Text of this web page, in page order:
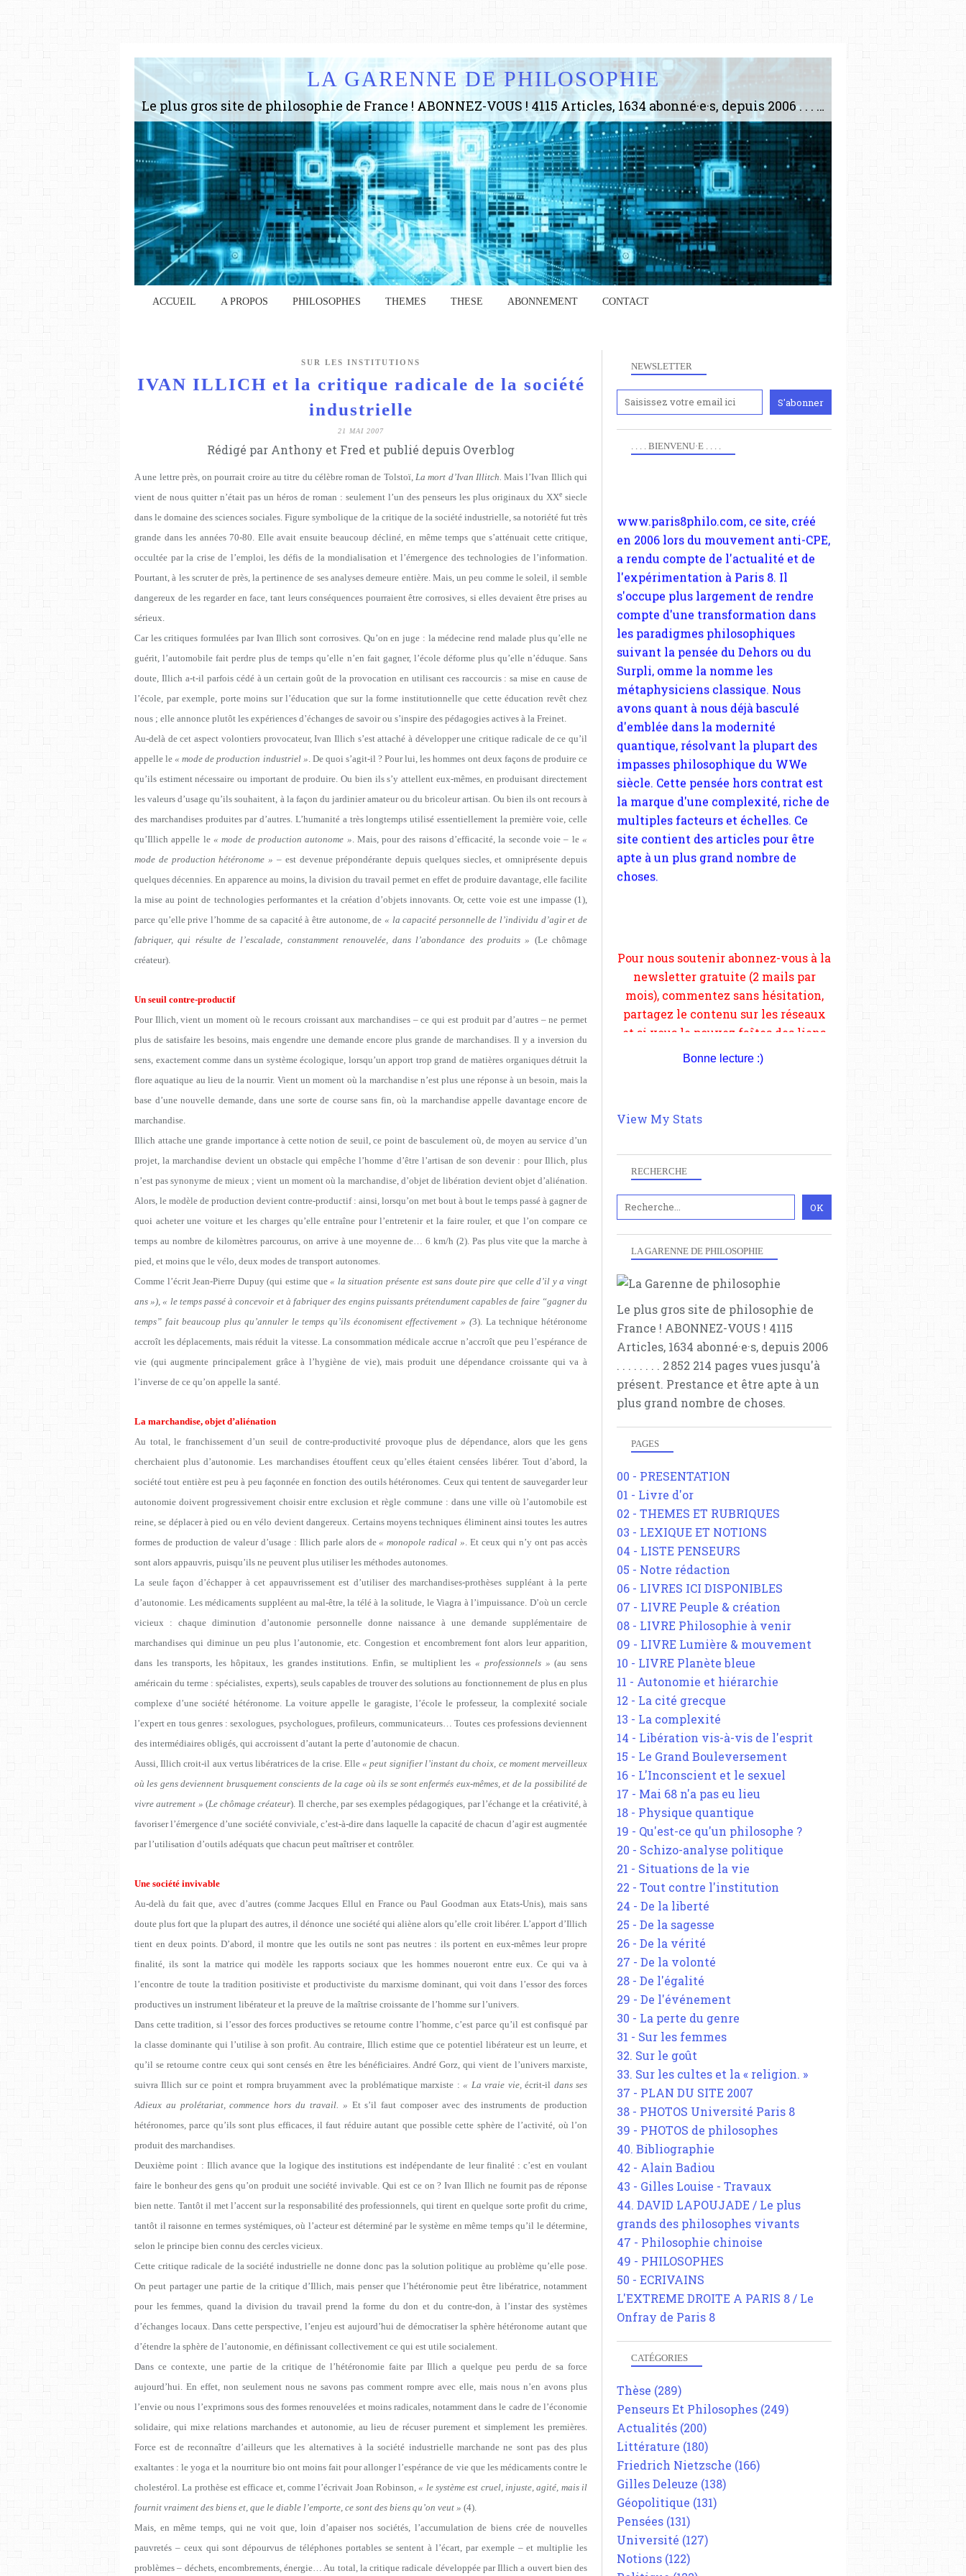
LA GARENNE DE PHILOSOPHIE
Le plus gros site de philosophie de France ! ABONNEZ-VOUS ! 4115 Articles, 1634 abonné·e·s, depuis 2006 . . . . . . . . 2 852 214 pages vues jusqu'à présent. Prestance et être apte à un plus grand nombre de choses.
ACCUEIL A PROPOS PHILOSOPHES THEMES THESE ABONNEMENT CONTACT
SUR LES INSTITUTIONS
IVAN ILLICH et la critique radicale de la société
industrielle
21 MAI 2007
Rédigé par Anthony et Fred et publié depuis Overblog
A une lettre près, on pourrait croire au titre du célèbre roman de Tolstoï, La mort d’Ivan Illitch. Mais l’Ivan Illich qui
vient de nous quitter n’était pas un héros de roman : seulement l’un des penseurs les plus originaux du XXe siecle
dans le domaine des sciences sociales. Figure symbolique de la critique de la société industrielle, sa notoriété fut très
grande dans les années 70-80. Elle avait ensuite beaucoup décliné, en même temps que s’atténuait cette critique,
occultée par la crise de l’emploi, les défis de la mondialisation et l’émergence des technologies de l’information.
Pourtant, à les scruter de près, la pertinence de ses analyses demeure entière. Mais, un peu comme le soleil, il semble
dangereux de les regarder en face, tant leurs conséquences pourraient être corrosives, si elles devaient être prises au
sérieux.
Car les critiques formulées par Ivan Illich sont corrosives. Qu’on en juge : la médecine rend malade plus qu’elle ne
guérit, l’automobile fait perdre plus de temps qu’elle n’en fait gagner, l’école déforme plus qu’elle n’éduque. Sans
doute, Illich a-t-il parfois cédé à un certain goût de la provocation en utilisant ces raccourcis : sa mise en cause de
l’école, par exemple, porte moins sur l’éducation que sur la forme institutionnelle que cette éducation revêt chez
nous ; elle annonce plutôt les expériences d’échanges de savoir ou s’inspire des pédagogies actives à la Freinet.
Au-delà de cet aspect volontiers provocateur, Ivan Illich s’est attaché à développer une critique radicale de ce qu’il
appelle le« mode de production industriel » . De quoi s’agit-il ? Pour lui, les hommes ont deux façons de produire ce
qu’ils estiment nécessaire ou important de produire. Ou bien ils s’y attellent eux-mêmes, en produisant directement
les valeurs d’usage qu’ils souhaitent, à la façon du jardinier amateur ou du bricoleur artisan. Ou bien ils ont recours à
des marchandises produites par d’autres. L’humanité a très longtemps utilisé essentiellement la première voie, celle
qu’Illich appelle le « mode de production autonome » . Mais, pour des raisons d’efficacité, la seconde voie – le«
mode de production hétéronome » – est devenue prépondérante depuis quelques siecles, et omniprésente depuis
quelques décennies. En apparence au moins, la division du travail permet en effet de produire davantage, elle facilite
la mise au point de technologies performantes et la création d’objets innovants. Or, cette voie est une impasse (1),
parce qu’elle prive l’homme de sa capacité à être autonome, de « la capacité personnelle de l’individu d’agir et de
fabriquer, qui résulte de l’escalade, constamment renouvelée, dans l’abondance des produits » (Le chômage
créateur).
Un seuil contre-productif
Pour Illich, vient un moment où le recours croissant aux marchandises – ce qui est produit par d’autres – ne permet
plus de satisfaire les besoins, mais engendre une demande encore plus grande de marchandises. Il y a inversion du
sens, exactement comme dans un système écologique, lorsqu’un apport trop grand de matières organiques détruit la
flore aquatique au lieu de la nourrir. Vient un moment où la marchandise n’est plus une réponse à un besoin, mais la
base d’une nouvelle demande, dans une sorte de course sans fin, où la marchandise appelle davantage encore de
marchandise.
Illich attache une grande importance à cette notion de seuil, ce point de basculement où, de moyen au service d’un
projet, la marchandise devient un obstacle qui empêche l’homme d’être l’artisan de son devenir : pour Illich, plus
n’est pas synonyme de mieux ; vient un moment où la marchandise, d’objet de libération devient objet d’aliénation.
Alors, le modèle de production devient contre-productif : ainsi, lorsqu’on met bout à bout le temps passé à gagner de
quoi acheter une voiture et les charges qu’elle entraîne pour l’entretenir et la faire rouler, et que l’on compare ce
temps au nombre de kilomètres parcourus, on arrive à une moyenne de… 6 km/h (2). Pas plus vite que la marche à
pied, et moins que le vélo, deux modes de transport autonomes.
Comme l’écrit Jean-Pierre Dupuy (qui estime que« la situation présente est sans doute pire que celle d’il y a vingt
ans »), « le temps passé à concevoir et à fabriquer des engins puissants prétendument capables de faire “gagner du
temps” fait beaucoup plus qu’annuler le temps qu’ils économisent effectivement » (3). La technique hétéronome
accroît les déplacements, mais réduit la vitesse. La consommation médicale accrue n’accroît que peu l’espérance de
vie (qui augmente principalement grâce à l’hygiène de vie), mais produit une dépendance croissante qui va à
l’inverse de ce qu’on appelle la santé.
La marchandise, objet d’aliénation
Au total, le franchissement d’un seuil de contre-productivité provoque plus de dépendance, alors que les gens
cherchaient plus d’autonomie. Les marchandises étouffent ceux qu’elles étaient censées libérer. Tout d’abord, la
société tout entière est peu à peu façonnée en fonction des outils hétéronomes. Ceux qui tentent de sauvegarder leur
autonomie doivent progressivement choisir entre exclusion et règle commune : dans une ville où l’automobile est
reine, se déplacer à pied ou en vélo devient dangereux. Certains moyens techniques éliminent ainsi toutes les autres
formes de production de valeur d’usage : Illich parle alors de« monopole radical » . Et ceux qui n’y ont pas accès
sont alors appauvris, puisqu’ils ne peuvent plus utiliser les méthodes autonomes.
La seule façon d’échapper à cet appauvrissement est d’utiliser des marchandises-prothèses suppléant à la perte
d’autonomie. Les médicaments suppléent au mal-être, la télé à la solitude, le Viagra à l’impuissance. D’où un cercle
vicieux : chaque diminution d’autonomie personnelle donne naissance à une demande supplémentaire de
marchandises qui diminue un peu plus l’autonomie, etc. Congestion et encombrement font alors leur apparition,
dans les transports, les hôpitaux, les grandes institutions. Enfin, se multiplient les « professionnels » (au sens
américain du terme : spécialistes, experts), seuls capables de trouver des solutions au fonctionnement de plus en plus
complexe d’une société hétéronome. La voiture appelle le garagiste, l’école le professeur, la complexité sociale
l’expert en tous genres : sexologues, psychologues, profileurs, communicateurs… Toutes ces professions deviennent
des intermédiaires obligés, qui accroissent d’autant la perte d’autonomie de chacun.
Aussi, Illich croit-il aux vertus libératrices de la crise. Elle« peut signifier l’instant du choix, ce moment merveilleux
où les gens deviennent brusquement conscients de la cage où ils se sont enfermés eux-mêmes, et de la possibilité de
vivre autrement » (Le chômage créateur). Il cherche, par ses exemples pédagogiques, par l’échange et la créativité, à
favoriser l’émergence d’une société conviviale, c’est-à-dire dans laquelle la capacité de chacun d’agir est augmentée
par l’utilisation d’outils adéquats que chacun peut maîtriser et contrôler.
Une société invivable
Au-delà du fait que, avec d’autres (comme Jacques Ellul en France ou Paul Goodman aux Etats-Unis), mais sans
doute plus fort que la plupart des autres, il dénonce une société qui aliène alors qu’elle croit libérer. L’apport d’Illich
tient en deux points. D’abord, il montre que les outils ne sont pas neutres : ils portent en eux-mêmes leur propre
finalité, ils sont la matrice qui modèle les rapports sociaux que les hommes noueront entre eux. Ce qui va à
l’encontre de toute la tradition positiviste et productiviste du marxisme dominant, qui voit dans l’essor des forces
productives un instrument libérateur et la preuve de la maîtrise croissante de l’homme sur l’univers.
Dans cette tradition, si l’essor des forces productives se retourne contre l’homme, c’est parce qu’il est confisqué par
la classe dominante qui l’utilise à son profit. Au contraire, Illich estime que ce potentiel libérateur est un leurre, et
qu’il se retourne contre ceux qui sont censés en être les bénéficiaires. André Gorz, qui vient de l’univers marxiste,
suivra Illich sur ce point et rompra bruyamment avec la problématique marxiste :« La vraie vie, écrit-il dans ses
Adieux au prolétariat, commence hors du travail. » Et s’il faut composer avec des instruments de production
hétéronomes, parce qu’ils sont plus efficaces, il faut réduire autant que possible cette sphère de l’activité, où l’on
produit des marchandises.
Deuxième point : Illich avance que la logique des institutions est indépendante de leur finalité : c’est en voulant
faire le bonheur des gens qu’on produit une société invivable. Qui est ce on ? Ivan Illich ne fournit pas de réponse
bien nette. Tantôt il met l’accent sur la responsabilité des professionnels, qui tirent en quelque sorte profit du crime,
tantôt il raisonne en termes systémiques, où l’acteur est déterminé par le système en même temps qu’il le détermine,
selon le principe bien connu des cercles vicieux.
Cette critique radicale de la société industrielle ne donne donc pas la solution politique au problème qu’elle pose.
On peut partager une partie de la critique d’Illich, mais penser que l’hétéronomie peut être libératrice, notamment
pour les femmes, quand la division du travail prend la forme du don et du contre-don, à l’instar des systèmes
d’échanges locaux. Dans cette perspective, l’enjeu est aujourd’hui de démocratiser la sphère hétéronome autant que
d’étendre la sphère de l’autonomie, en définissant collectivement ce qui est utile socialement.
Dans ce contexte, une partie de la critique de l’hétéronomie faite par Illich a quelque peu perdu de sa force
aujourd’hui. En effet, non seulement nous ne savons pas comment rompre avec elle, mais nous n’en avons plus
l’envie ou nous l’exprimons sous des formes renouvelées et moins radicales, notamment dans le cadre de l’économie
solidaire, qui mixe relations marchandes et autonomie, au lieu de récuser purement et simplement les premières.
Force est de reconnaître d’ailleurs que les alternatives à la société industrielle marchande ne sont pas des plus
exaltantes : le yoga et la nourriture bio ont moins fait pour allonger l’espérance de vie que les médicaments contre le
cholestérol. La prothèse est efficace et, comme l’écrivait Joan Robinson,« le système est cruel, injuste, agité, mais il
fournit vraiment des biens et, que le diable l’emporte, ce sont des biens qu’on veut » (4).
Mais, en même temps, qui ne voit que, loin d’apaiser nos sociétés, l’accumulation de biens crée de nouvelles
pauvretés – ceux qui sont dépourvus de téléphones portables se sentent à l’écart, par exemple – et multiplie les
problèmes – déchets, encombrements, énergie… Au total, la critique radicale développée par Illich a ouvert bien des
NEWSLETTER
RECHERCHE
LA GARENNE DE PHILOSOPHIE
Le plus gros site de philosophie de
France ! ABONNEZ-VOUS ! 4115
Articles, 1634 abonné·e·s, depuis 2006
. . . . . . . . 2 852 214 pages vues jusqu'à
présent. Prestance et être apte à un
plus grand nombre de choses.
PAGES
00 - PRESENTATION
01 - Livre d'or
02 - THEMES ET RUBRIQUES
03 - LEXIQUE ET NOTIONS
04 - LISTE PENSEURS
05 - Notre rédaction
06 - LIVRES ICI DISPONIBLES
07 - LIVRE Peuple & création
08 - LIVRE Philosophie à venir
09 - LIVRE Lumière & mouvement
10 - LIVRE Planète bleue
11 - Autonomie et hiérarchie
12 - La cité grecque
13 - La complexité
14 - Libération vis-à-vis de l'esprit
15 - Le Grand Bouleversement
16 - L'Inconscient et le sexuel
17 - Mai 68 n'a pas eu lieu
18 - Physique quantique
19 - Qu'est-ce qu'un philosophe ?
20 - Schizo-analyse politique
21 - Situations de la vie
22 - Tout contre l'institution
24 - De la liberté
25 - De la sagesse
26 - De la vérité
27 - De la volonté
28 - De l'égalité
29 - De l'événement
30 - La perte du genre
31 - Sur les femmes
32. Sur le goût
33. Sur les cultes et la « religion. »
37 - PLAN DU SITE 2007
38 - PHOTOS Université Paris 8
39 - PHOTOS de philosophes
40. Bibliographie
42 - Alain Badiou
43 - Gilles Louise - Travaux
44. DAVID LAPOUJADE / Le plus
grands des philosophes vivants
47 - Philosophie chinoise
49 - PHILOSOPHES
50 - ECRIVAINS
L'EXTREME DROITE A PARIS 8 / Le
Onfray de Paris 8
CATÉGORIES
Thèse (289)
Penseurs Et Philosophes (249)
Actualités (200)
Littérature (180)
Friedrich Nietzsche (166)
Gilles Deleuze (138)
Géopolitique (131)
Pensées (131)
Université (127)
Notions (122)
. . . . BIENVENU·E . . . .
Anciennement
en 2006 lors du mouvement anti-CPE,
compte d'une transformation dans
les paradigmes philosophiques
suivant la pensée du Dehors ou du
Surpli, omme la nomme les
métaphysiciens classique. Nous
avons quant à nous déjà basculé
d'emblée dans la modernité
quantique, résolvant la plupart des
impasses philosophique du WWe
siècle. Cette pensée hors contrat est
la marque d'une complexité, riche de
multiples facteurs et échelles. Ce
site contient des articles pour être
apte à un plus grand nombre de
choses.
Pour nous soutenir abonnez-vous à la
et si vous le pouvez faîtes des liens
depuis votre site.
Bonne lecture :)
View My Stats